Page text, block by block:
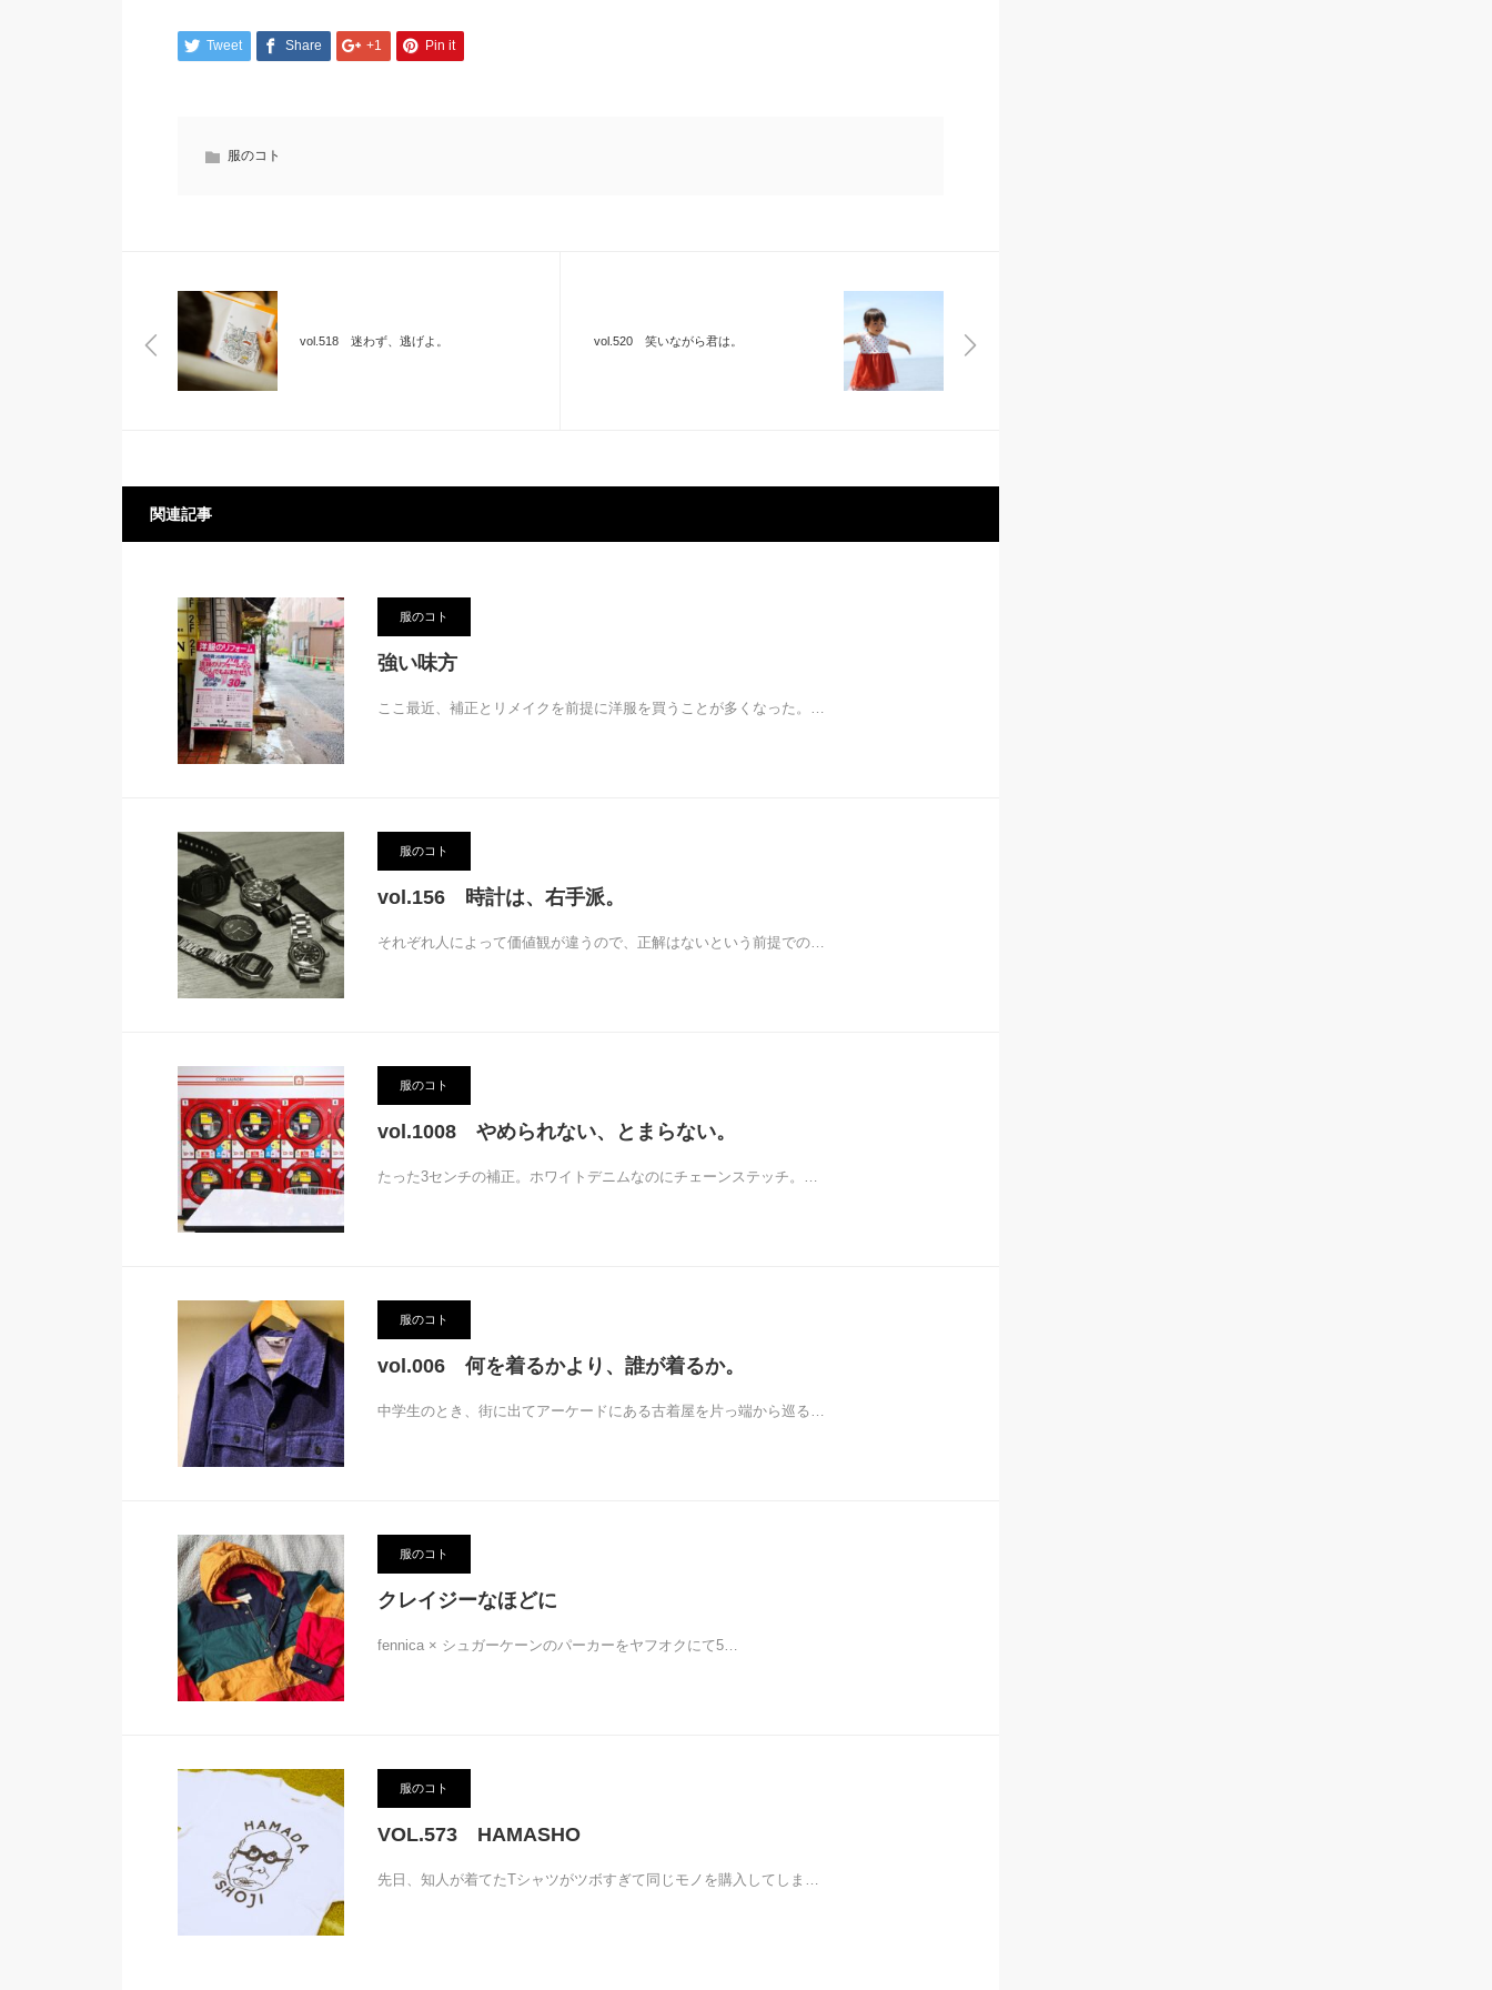
Tweet Share +1 Pin it
服のコト
vol.518 迷わず、逃げよ。 vol.520 笑いながら君は。
関連記事
服のコト
強い味方
ここ最近、補正とリメイクを前提に洋服を買うことが多くなった。…
服のコト
vol.156 時計は、右手派。
それぞれ人によって価値観が違うので、正解はないという前提での…
服のコト
vol.1008 やめられない、とまらない。
たった3センチの補正。ホワイトデニムなのにチェーンステッチ。…
服のコト
vol.006 何を着るかより、誰が着るか。
中学生のとき、街に出てアーケードにある古着屋を片っ端から巡る…
服のコト
クレイジーなほどに
fennica × シュガーケーンのパーカーをヤフオクにて5…
服のコト
VOL.573 HAMASHO
先日、知人が着てたTシャツがツボすぎて同じモノを購入してしま…